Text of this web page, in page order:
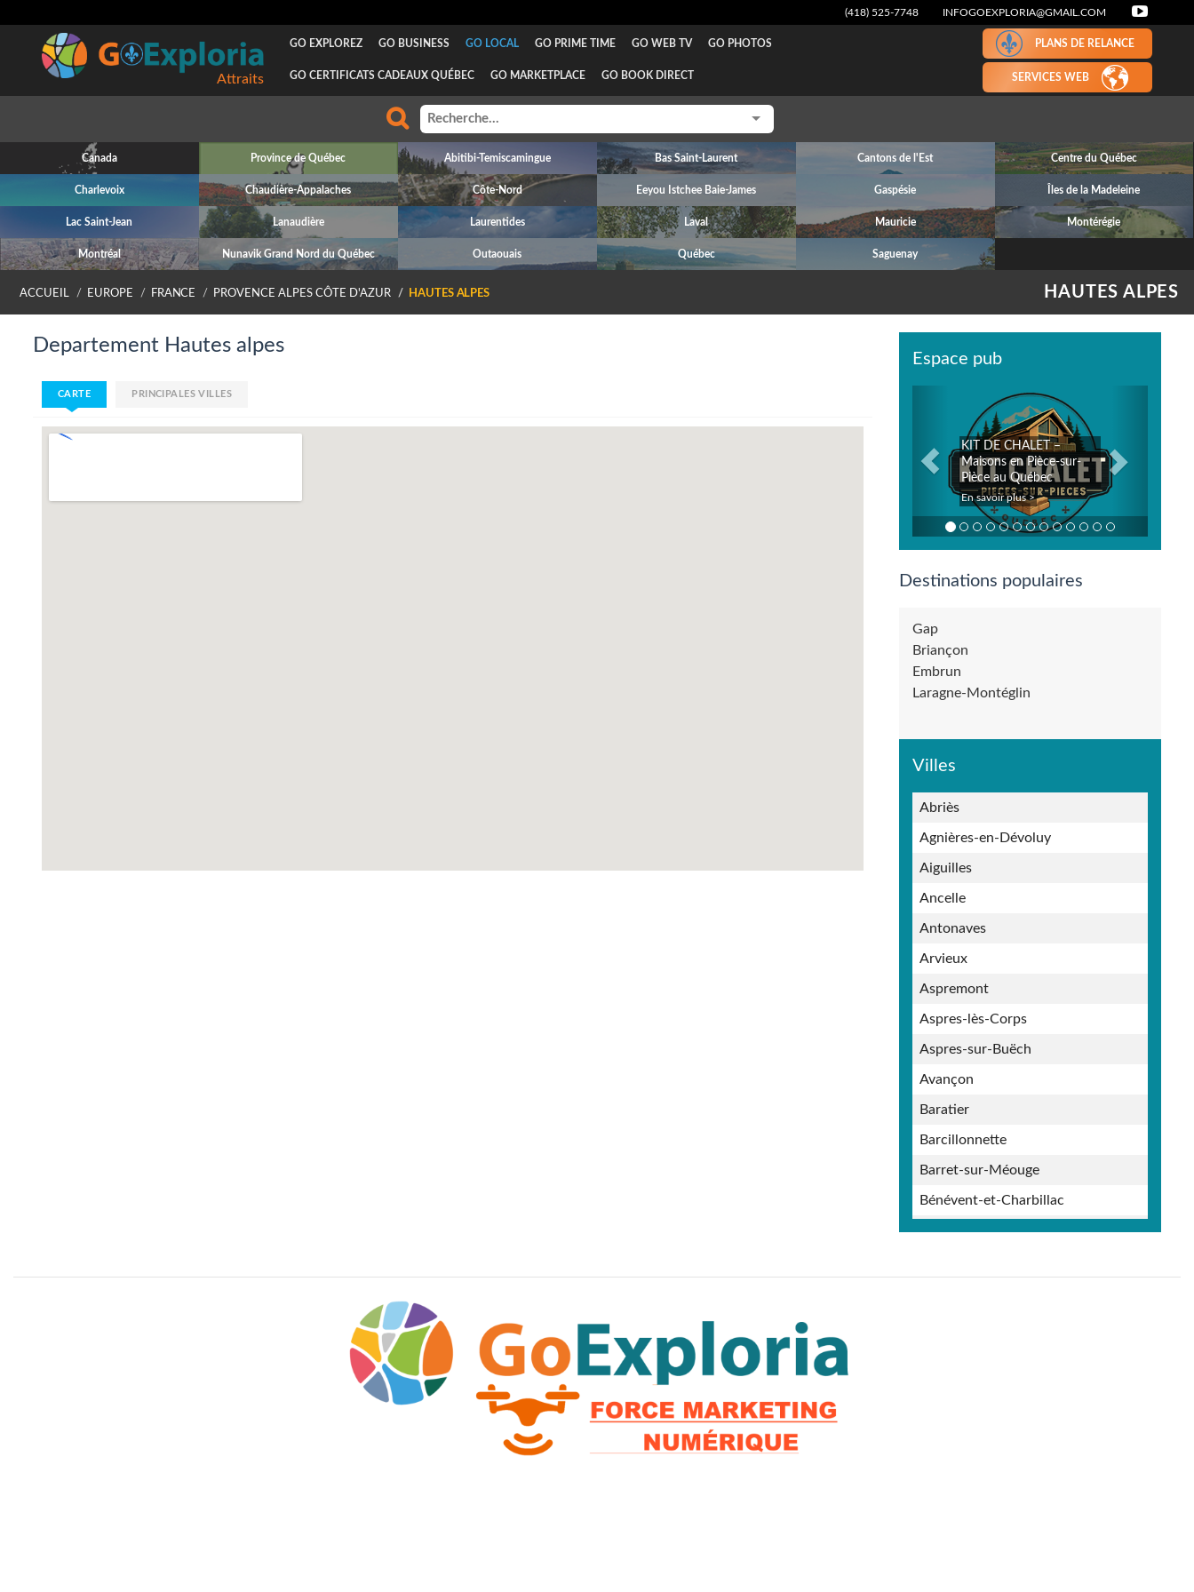
(418) 525-7748 INFOGOEXPLORIA@GMAIL.COM
Attraits
GO EXPLOREZ GO BUSINESS GO LOCAL GO PRIME TIME GO WEB TV GO PHOTOS
GO CERTIFICATS CADEAUX QUÉBEC GO MARKETPLACE GO BOOK DIRECT
PLANS DE RELANCE
SERVICES WEB
Canada Province de Québec Abitibi-Temiscamingue Bas Saint-Laurent Cantons de l'Est Centre du Québec
Charlevoix Chaudière-Appalaches Côte-Nord Eeyou Istchee Baie-James Gaspésie Îles de la Madeleine
Lac Saint-Jean Lanaudière Laurentides Laval Mauricie Montérégie
Montréal Nunavik Grand Nord du Québec Outaouais Québec Saguenay
HAUTES ALPES
ACCUEIL EUROPE FRANCE PROVENCE ALPES CÔTE D'AZUR HAUTES ALPES
Departement Hautes alpes
CARTE PRINCIPALES VILLES
Espace pub
Maisons en Pièce-sur-
Joe Smoked Meat
Plus, et je vous
recommande
En savoir plus >
Destinations populaires
Gap
Briançon
Embrun
Laragne-Montéglin
Villes
Abriès
Agnières-en-Dévoluy
Aiguilles
Ancelle
Antonaves
Arvieux
Aspremont
Aspres-lès-Corps
Aspres-sur-Buëch
Avançon
Baratier
Barcillonnette
Barret-sur-Méouge
Bénévent-et-Charbillac
Bréziers